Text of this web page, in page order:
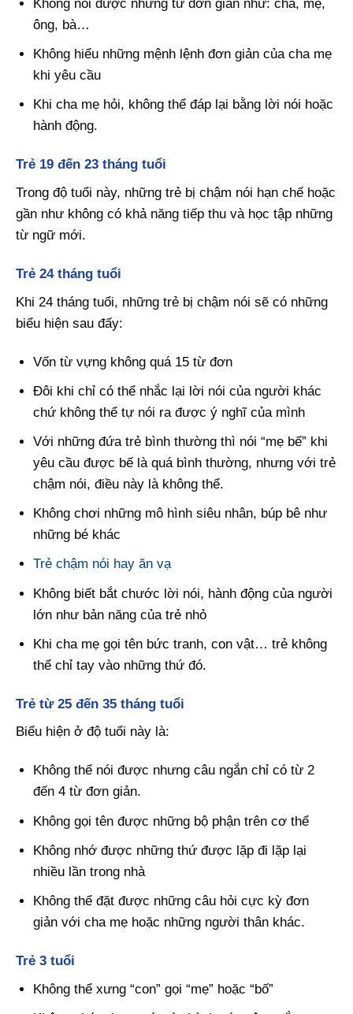
Không nói được những từ đơn giản như: cha, mẹ,
ông, bà…
Không hiểu những mệnh lệnh đơn giản của cha mẹ
khi yêu cầu
Khi cha mẹ hỏi, không thể đáp lại bằng lời nói hoặc
hành động.
Trẻ 19 đến 23 tháng tuổi
Trong độ tuổi này, những trẻ bị chậm nói hạn chế hoặc
gần như không có khả năng tiếp thu và học tập những
từ ngữ mới.
Trẻ 24 tháng tuổi
Khi 24 tháng tuổi, những trẻ bị chậm nói sẽ có những
biểu hiện sau đấy:
Vốn từ vựng không quá 15 từ đơn
Đôi khi chỉ có thể nhắc lại lời nói của người khác
chứ không thể tự nói ra được ý nghĩ của mình
Với những đứa trẻ bình thường thì nói “mẹ bế” khi
yêu cầu được bế là quá bình thường, nhưng với trẻ
chậm nói, điều này là không thể.
Không chơi những mô hình siêu nhân, búp bê như
những bé khác
Trẻ chậm nói hay ăn vạ
Không biết bắt chước lời nói, hành động của người
lớn như bản năng của trẻ nhỏ
Khi cha mẹ gọi tên bức tranh, con vật… trẻ không
thể chỉ tay vào những thứ đó.
Trẻ từ 25 đến 35 tháng tuổi
Biểu hiện ở độ tuổi này là:
Không thể nói được nhưng câu ngắn chỉ có từ 2
đến 4 từ đơn giản.
Không gọi tên được những bộ phận trên cơ thể
Không nhớ được những thứ được lặp đi lặp lại
nhiều lần trong nhà
Không thể đặt được những câu hỏi cực kỳ đơn
giản với cha mẹ hoặc những người thân khác.
Trẻ 3 tuổi
Không thể xưng “con” gọi “mẹ” hoặc “bố”